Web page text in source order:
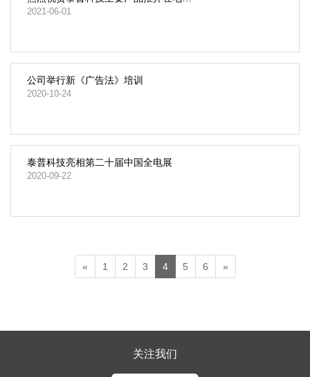
2021-06-01
公司举行新《广告法》培训
2020-10-24
泰普科技亮相第二十届中国全电展
2020-09-22
« 1 2 3 4 5 6 »
关注我们​